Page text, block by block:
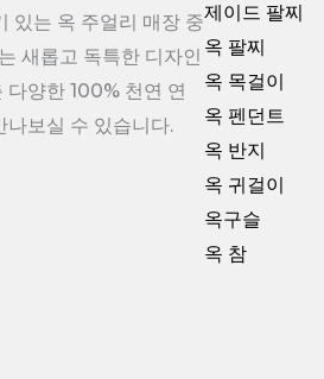
있는 옥 주얼리 매장 중
새롭고 독특한 디자인
다양한 100% 천연 연
나보실 수 있습니다.
제이드 팔찌
옥 팔찌
옥 목걸이
옥 펜던트
옥 반지
옥 귀걸이
옥구슬
옥 참